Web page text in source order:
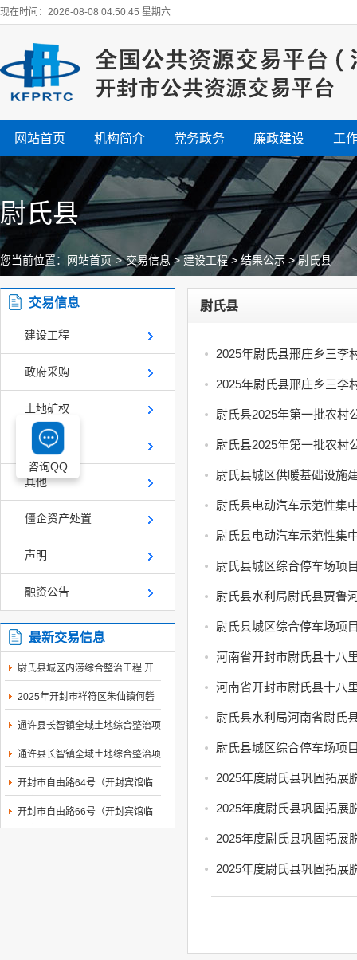
现在时间：2026-08-08 04:50:45 星期六
网站首页 机构简介 党务政务 廉政建设 工
尉氏县
您当前位置： 网站首页 > 交易信息 >建设工程>结果公示 >尉氏县
交易信息
建设工程
政府采购
土地矿权
产权交易
其他
僵企资产处置
声明
融资公告
最新交易信息
尉氏县城区内涝综合整治工程 开
2025年开封市祥符区朱仙镇何砦
通许县长智镇全域土地综合整治项
通许县长智镇全域土地综合整治项
开封市自由路64号（开封宾馆临
开封市自由路66号（开封宾馆临
街商铺）东向西...
尉氏县
2025年尉氏县邢庄乡三李
2025年尉氏县邢庄乡三李
尉氏县2025年第一批农村
尉氏县2025年第一批农村
尉氏县城区供暖基础设施
尉氏县城区综合停车场项
尉氏县水利局尉氏县贾鲁
尉氏县城区综合停车场项
尉氏县水利局河南省尉氏
尉氏县城区综合停车场项
咨询QQ